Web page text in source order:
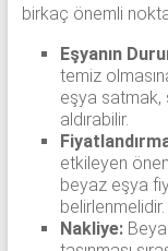
birkaç önemli
Eşyanın
temiz
eşya satmak,
aldırabilir.
etkileyen
beyaz eşya
belirlenmelidir.
Nakliye: